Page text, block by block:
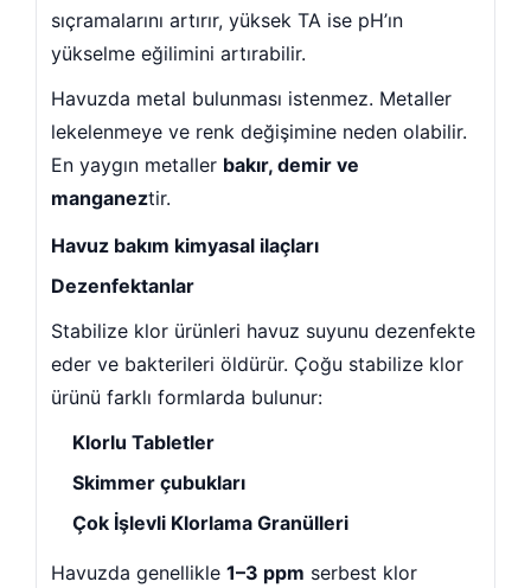
Ekipmanları
Filtre Kumu
Malzemeleri
sıçramalarını artırır, yüksek TA ise pH’ın
yükselme eğilimini artırabilir.
Havuzda metal bulunması istenmez. Metaller
lekelenmeye ve renk değişimine neden olabilir.
En yaygın metaller bakır, demir ve
manganeztir.
Havuz bakım kimyasal ilaçları
Dezenfektanlar
Stabilize klor ürünleri havuz suyunu dezenfekte
eder ve bakterileri öldürür. Çoğu stabilize klor
ürünü farklı formlarda bulunur:
Klorlu Tabletler
Skimmer çubukları
Çok İşlevli Klorlama Granülleri
Havuzda genellikle 1–3 ppm serbest klor